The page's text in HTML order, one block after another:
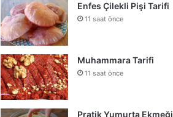
Enfes Çilekli Pişi Tarifi
11 saat önce
Muhammara Tarifi
11 saat önce
Pratik Yumurta Ekmeği